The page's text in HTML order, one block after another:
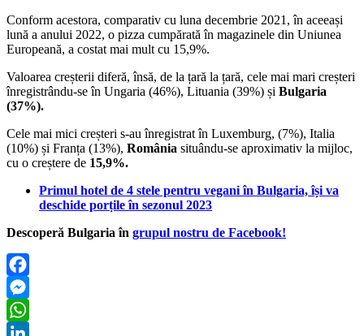
Conform acestora, comparativ cu luna decembrie 2021, în aceeași
lună a anului 2022, o pizza cumpărată în magazinele din Uniunea
Europeană, a costat mai mult cu 15,9%.
Valoarea creșterii diferă, însă, de la țară la țară, cele mai mari creșteri
înregistrându-se în Ungaria (46%), Lituania (39%) și Bulgaria
(37%).
Cele mai mici creșteri s-au înregistrat în Luxemburg, (7%), Italia
(10%) și Franța (13%), România situându-se aproximativ la mijloc,
cu o creștere de 15,9%.
Primul hotel de 4 stele pentru vegani în Bulgaria, își va
deschide porțile în sezonul 2023
Descoperă Bulgaria în grupul nostru de Facebook!
Facebook
Messenger
WhatsApp